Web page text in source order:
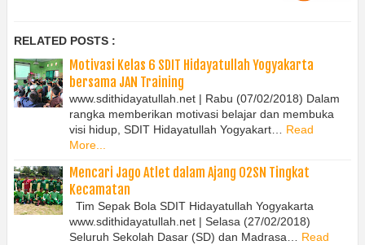
RELATED POSTS :
Motivasi Kelas 6 SDIT Hidayatullah Yogyakarta
bersama JAN Training
www.sdithidayatullah.net | Rabu (07/02/2018) Dalam
rangka memberikan motivasi belajar dan membuka
visi hidup, SDIT Hidayatullah Yogyakart…
Read
More...
Mencari Jago Atlet dalam Ajang O2SN Tingkat
Kecamatan
Tim Sepak Bola SDIT Hidayatullah Yogyakarta
www.sdithidayatullah.net | Selasa (27/02/2018)
Seluruh Sekolah Dasar (SD) dan Madrasa…
Read